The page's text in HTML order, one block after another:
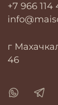
+7 966 114
г
46